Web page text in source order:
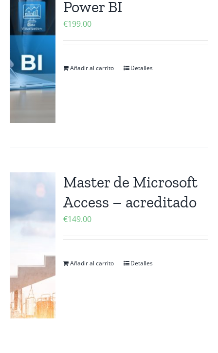
Contactanos
Power BI
€199.00
Añadir al carrito Detalles
Master de Microsoft
Access – acreditado
€149.00
Añadir al carrito Detalles